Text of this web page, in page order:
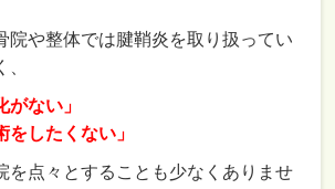
院や整体では腱鞘炎を取り扱ってい
がない」
をしたくない」
を点々とすることも少なくありませ